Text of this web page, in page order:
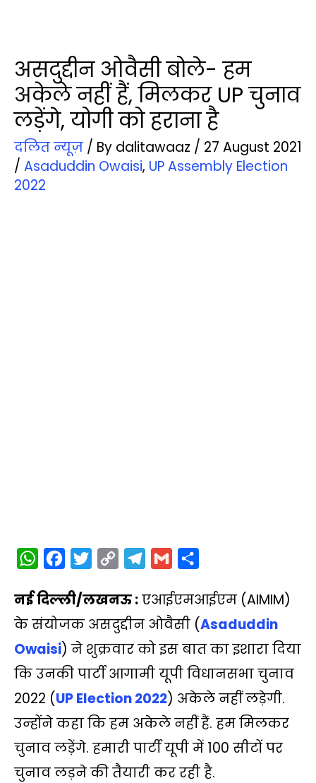
असदुद्दीन ओवैसी बोले- हम
अकेले नहीं हैं, मिलकर UP चुनाव
लड़ेंगे, योगी को हराना है
दलित न्‍यूज़ / By dalitawaaz / 27 August 2021
/ Asaduddin Owaisi, UP Assembly Election
2022
W
a
t
s
p
c
e
b
o
k
i
t
t
e
p
y
L
k
l
e
g
r
m
a
i
l
a
r
e
नई दिल्‍ली/लखनऊ :एआईएमआईएम (AIMIM)
के संयोजक असदुद्दीन ओवैसी (Asaduddin
Owaisi) ने शुक्रवार को इस बात का इशारा दिया
कि उनकी पार्टी आगामी यूपी विधानसभा चुनाव
2022 (UP Election 2022) अकेले नहीं लड़ेगी.
उन्‍होंने कहा कि हम अकेले नहीं हैं. हम मिलकर
चुनाव लड़ेंगे. हमारी पार्टी यूपी में 100 सीटों पर
चुनाव लड़ने की तैयारी कर रही है.